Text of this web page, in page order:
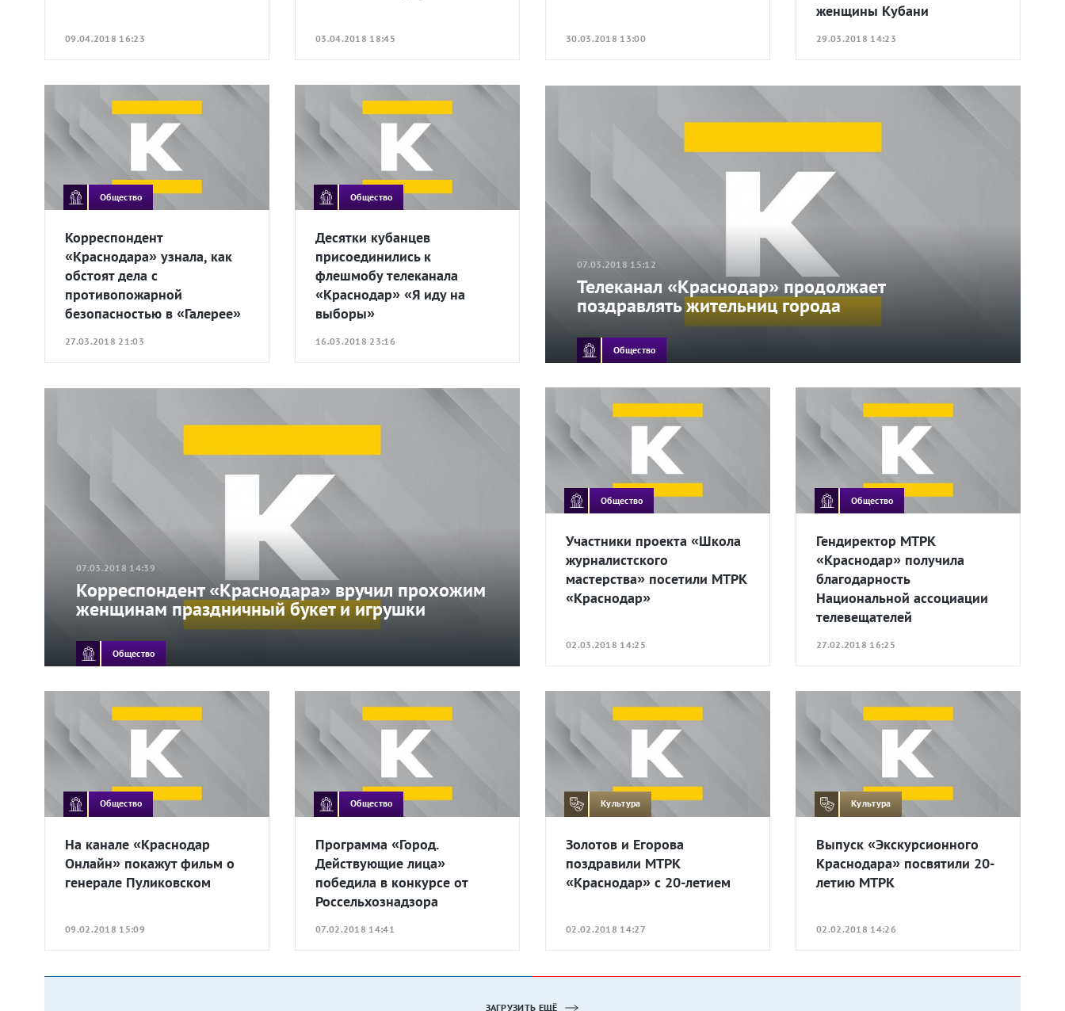
09.04.2018 16:23 03.04.2018 18:45 30.03.2018 13:00
женщины Кубани
29.03.2018 14:23
Общество
Корреспондент
«Краснодара» узнала, как
обстоят дела с
противопожарной
безопасностью в «Галерее»
27.03.2018 21:03
Общество
Десятки кубанцев
присоединились к
флешмобу телеканала
«Краснодар» «Я иду на
выборы»
16.03.2018 23:16
07.03.2018 15:12
Телеканал «Краснодар» продолжает
поздравлять жительниц города
Общество
07.03.2018 14:39
Корреспондент «Краснодара» вручил прохожим
женщинам праздничный букет и игрушки
Общество
Общество
Участники проекта «Школа
журналистского
мастерства» посетили МТРК
«Краснодар»
02.03.2018 14:25
Общество
Гендиректор МТРК
«Краснодар» получила
благодарность
Национальной ассоциации
телевещателей
27.02.2018 16:25
Общество
На канале «Краснодар
Онлайн» покажут фильм о
генерале Пуликовском
09.02.2018 15:09
Общество
Программа «Город.
Действующие лица»
победила в конкурсе от
Россельхознадзора
07.02.2018 14:41
Культура
Золотов и Егорова
поздравили МТРК
«Краснодар» с 20-летием
02.02.2018 14:27
Культура
Выпуск «Экскурсионного
Краснодара» посвятили 20-
летию МТРК
02.02.2018 14:26
ЗАГРУЗИТЬ ЕЩЁ